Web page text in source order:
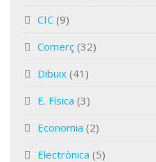
CIC (9)
Comerç (32)
Dibuix (41)
E. Física (3)
Economia (2)
Electrònica (5)